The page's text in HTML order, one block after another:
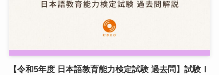
【令和5年度 日本語教育能力検定試験 過去問】試験Ⅰ